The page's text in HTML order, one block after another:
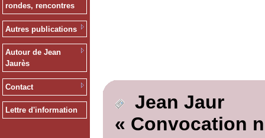
rondes, rencontres
Autres publications
Autour de Jean
Jaurès
Contact
Lettre d'information
Jean Jaur
« Convocation